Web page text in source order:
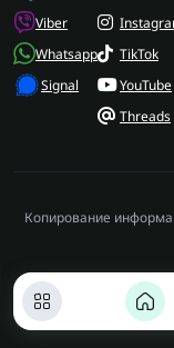
Viber
Whatsapp
Signal
TikTok
YouTube
Threads
Копирование